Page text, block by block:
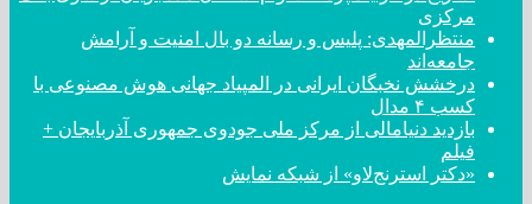
مرکزی
منتظرالمهدی: پلیس و رسانه دو بال امنیت و آرامش
جامعه‌اند
درخشش نخبگان ایرانی در المپیاد جهانی هوش مصنوعی با
کسب ۴ مدال
بازدید دنیامالی از مرکز ملی جودوی جمهوری آذربایجان +
فیلم
«دکتر استرنج‌لاو» از شبکه نمایش